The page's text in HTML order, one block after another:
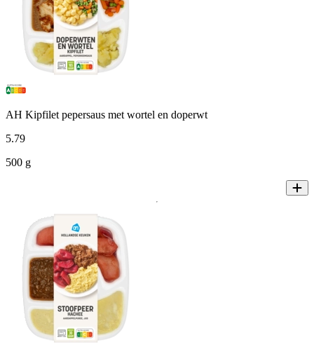
AH Kipfilet pepersaus met wortel en doperwt
5.79
500 g